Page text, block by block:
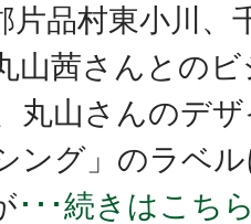
片品村東小川、
山茜さんとの
丸山さんのデ
ング」のラベ
･･･続きはこち